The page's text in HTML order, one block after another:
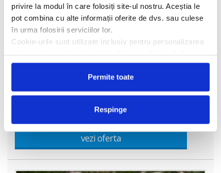
privire la modul în care folosiți site-ul nostru. Aceștia le
pot combina cu alte informații oferite de dvs. sau culese
în urma folosirii serviciilor lor.
Cookie-urile sunt utilizate inclusiv pentru personalizarea
Permite toate
Respinge
Hotel Baobab Beach Resort 4
Hotelul Baobab Beach Resort & Spa 4* este amplasat pe o
tarmul Oceanului Indian, pe faimoasa plaja Diani cu o lungime de
vezi oferta